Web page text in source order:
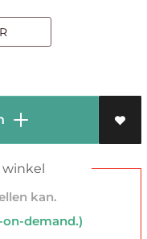
winkel
kan.
demand.)